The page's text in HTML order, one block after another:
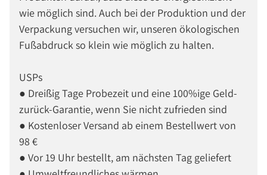
wie möglich sind. Auch bei der Produktion und der
Verpackung versuchen wir, unseren ökologischen
Fußabdruck so klein wie möglich zu halten.
USPs
● Dreißig Tage Probezeit und eine 100%ige Geld-
zurück-Garantie, wenn Sie nicht zufrieden sind
● Kostenloser Versand ab einem Bestellwert von
98 €
● Vor 19 Uhr bestellt, am nächsten Tag geliefert